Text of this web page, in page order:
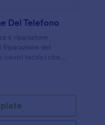
Del Telefono
e riparazione
del
centri tecnici che